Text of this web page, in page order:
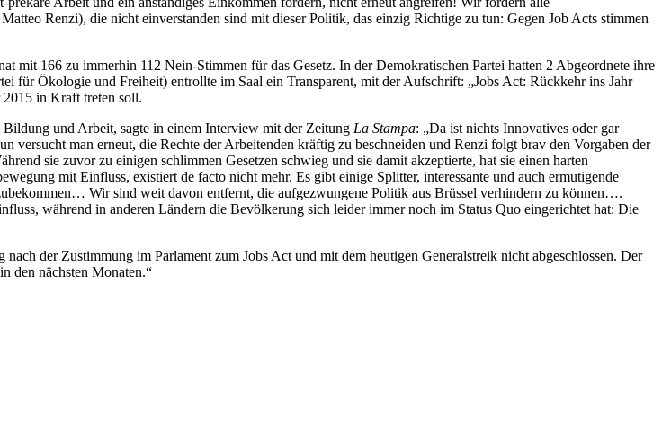
Renzi), die nicht einverstanden sind mit dieser Politik, das einzig Richtige zu tun: Gegen Job Acts stimmen
mit 166 zu immerhin 112 Nein-Stimmen für das Gesetz. In der Demokratischen Partei hatten 2 Abgeordnete ihre
für Ökologie und Freiheit) entrollte im Saal ein Transparent, mit der Aufschrift: „Jobs Act: Rückkehr ins Jahr
in Kraft treten soll.
und Arbeit, sagte in einem Interview mit der Zeitung La Stampa: „Da ist nichts Innovatives oder gar
versucht man erneut, die Rechte der Arbeitenden kräftig zu beschneiden und Renzi folgt brav den Vorgaben der
sie zuvor zu einigen schlimmen Gesetzen schwieg und sie damit akzeptierte, hat sie einen harten
mit Einfluss, existiert de facto nicht mehr. Es gibt einige Splitter, interessante und auch ermutigende
Wir sind weit davon entfernt, die aufgezwungene Politik aus Brüssel verhindern zu können….
während in anderen Ländern die Bevölkerung sich leider immer noch im Status Quo eingerichtet hat: Die
der Zustimmung im Parlament zum Jobs Act und mit dem heutigen Generalstreik nicht abgeschlossen. Der
den nächsten Monaten.“